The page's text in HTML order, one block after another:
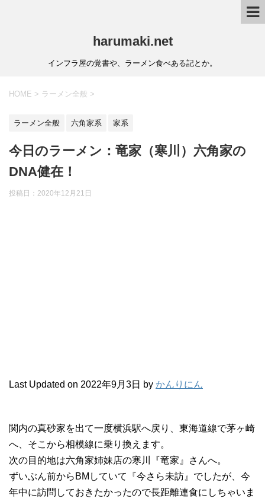
harumaki.net
インフラ屋の覚書や、ラーメン食べある記とか。
HOME > ラーメン全般 >
ラーメン全般 六角家系 家系
今日のラーメン：竜家（寒川）六角家の
DNA健在！
投稿日：2020年12月21日
Last Updated on 2022年9月3日 by かんりにん
関内の真砂家を出て一度横浜駅へ戻り、東海道線で茅ヶ崎
へ、そこから相模線に乗り換えます。
次の目的地は六角家姉妹店の寒川『竜家』さんへ。
ずいぶん前からBMしていて『今さら未訪』でしたが、今
年中に訪問しておきたかったので長距離連食にしちゃいま